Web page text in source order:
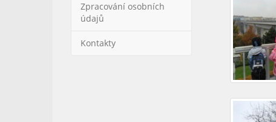
Zpracování osobních
údajů
Kontakty